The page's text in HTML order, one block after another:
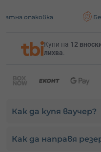
Безплатна
Купи на 12
лихва.
Как да купя ваучер?
Как да направя